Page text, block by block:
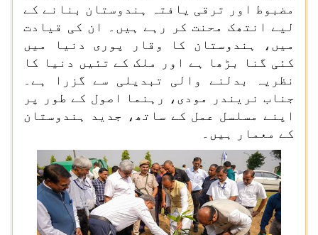
مضبوط اور ترقی یافتہ ہندوستان بنانے کے
لیے انتھک محنت کر رہے ہیں۔ ان کی قیادت
میں، ہندوستان کا وقار پوری دنیا میں
کئی گنا بڑھا ہے اور ملک کے تئیں دنیا کا
نظریہ بدلنے والی تبدیلی سے گزرا ہے۔
جناب نریندر مودی، رہنما اصول کے طور پر
اپنے مسلسل عمل کے ساتھ، جدید ہندوستان
کے معمار ہیں۔